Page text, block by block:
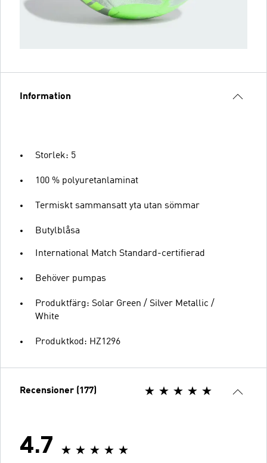
Information
Storlek: 5
100 % polyuretanlaminat
Termiskt sammansatt yta utan sömmar
Butylblåsa
International Match Standard-certifierad
Behöver pumpas
Produktfärg: Solar Green / Silver Metallic /
White
Produktkod: HZ1296
Recensioner (177)
4.7